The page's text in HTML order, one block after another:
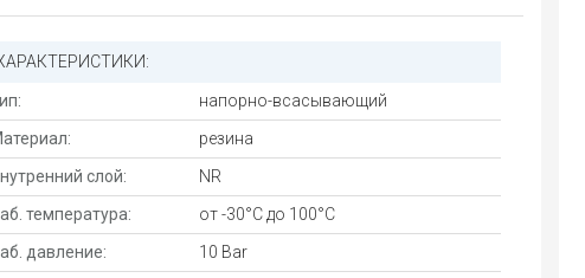
напорно-всасывающий
резина
слой:
NR
температура:
от -30°С до 100°С
давление:
10 Bar